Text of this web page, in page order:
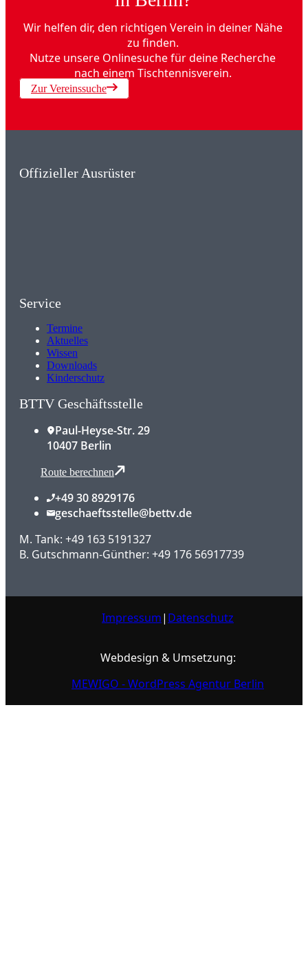
Wir helfen dir, den richtigen Verein in deiner Nähe
zu finden.
Nutze unsere Onlinesuche für deine Recherche
nach einem Tischtennisverein.
Zur Vereinssuche
Offizieller Ausrüster
Service
Termine
Aktuelles
Wissen
Downloads
Kinderschutz
BTTV Geschäftsstelle
Paul-Heyse-Str. 29
10407 Berlin
Route berechnen
+49 30 8929176
geschaeftsstelle@bettv.de
M. Tank: +49 163 5191327
B. Gutschmann-Günther: +49 176 56917739
Impressum| Datenschutz
Webdesign & Umsetzung:
MEWIGO - WordPress Agentur Berlin